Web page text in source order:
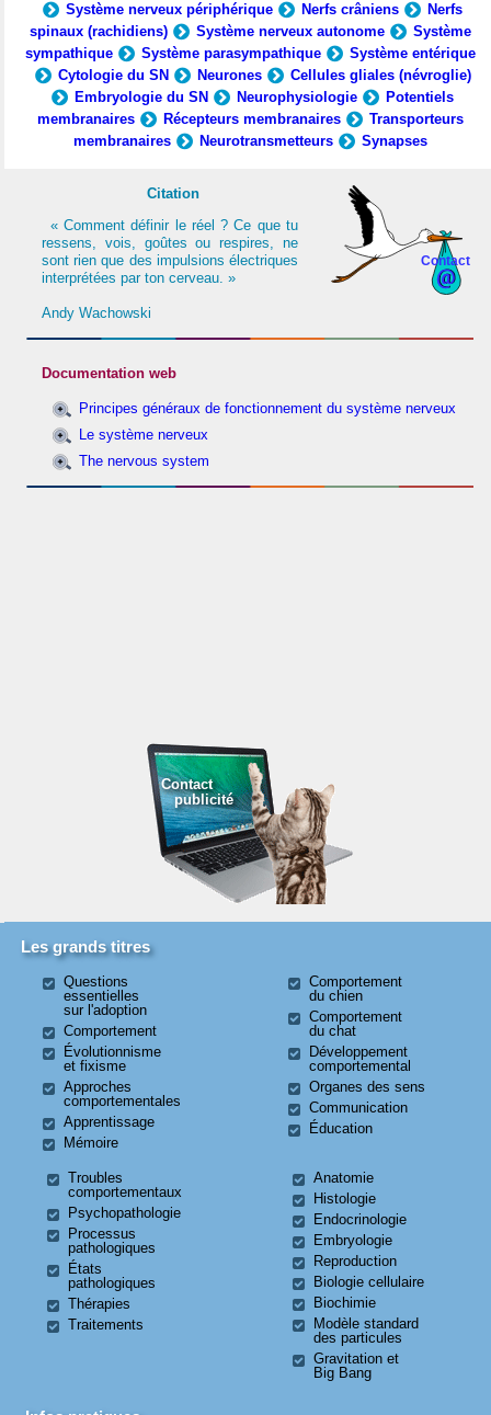
Système nerveux périphérique
Nerfs crâniens
Nerfs
spinaux (rachidiens)
Système nerveux autonome
Système
sympathique
Système parasympathique
Système entérique
Cytologie du SN
Neurones
Cellules gliales (névroglie)
Embryologie du SN
Neurophysiologie
Potentiels
membranaires
Récepteurs membranaires
Transporteurs
membranaires
Neurotransmetteurs Synapses
Contact
Citation
« Comment définir le réel ? Ce que tu
ressens, vois, goûtes ou respires, ne
sont rien que des impulsions électriques
interprétées par ton cerveau. »
Andy Wachowski
Documentation web
Principes généraux de fonctionnement du système nerveux
Le système nerveux
The nervous system
Contact
publicité
Les grands titres
Questions
essentielles
sur l'adoption
Comportement
Évolutionnisme
et fixisme
Approches
comportementales
Apprentissage
Mémoire
Comportement
du chien
Comportement
du chat
Développement
comportemental
Organes des sens
Communication
Éducation
Troubles
comportementaux
Psychopathologie
Processus
pathologiques
États
pathologiques
Thérapies
Traitements
Anatomie
Histologie
Endocrinologie
Embryologie
Reproduction
Biologie cellulaire
Biochimie
Modèle standard
des particules
Gravitation et
Big Bang